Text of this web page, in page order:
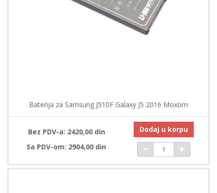
Baterija za Samsung J510F Galaxy J5 2016 Moxom
Bez PDV-a: 2420,00 din
Sa PDV-om: 2904,00 din
Dodaj u korpu